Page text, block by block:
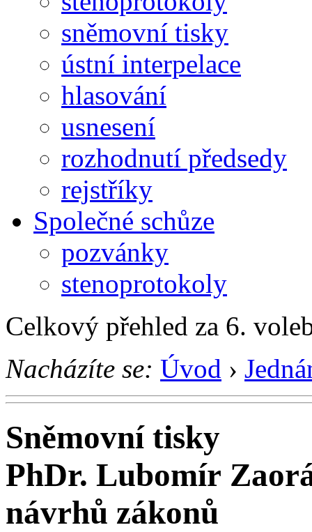
sněmovní tisky
ústní interpelace
hlasování
usnesení
rozhodnutí předsedy
rejstříky
Společné schůze
pozvánky
stenoprotokoly
Celkový přehled za 6.
Nacházíte se: Úvod ›
Sněmovní tisky
PhDr. Lubomír
návrhů zákonů